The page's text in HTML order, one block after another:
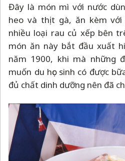
Đây là món mì với nước
heo và thịt gà, ăn kèm
nhiều loại rau củ xếp bên
món ăn này bắt đầu xuất
năm 1900, khi mà những
muốn du học sinh có được
đủ chất dinh dưỡng nên đã